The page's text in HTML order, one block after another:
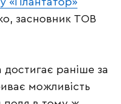
засновник ТОВ
раніше за
можливість